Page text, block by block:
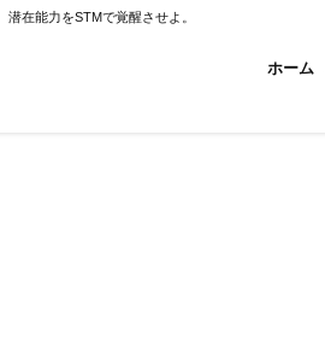
在能力をSTMで覚醒させよ。
ホーム